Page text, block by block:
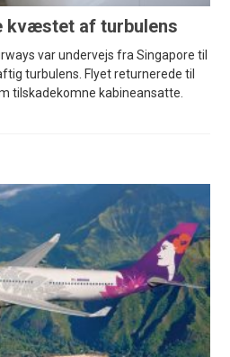
kvæstet af turbulens
var undervejs fra Singapore til
turbulens. Flyet returnerede til
tilskadekomne kabineansatte.